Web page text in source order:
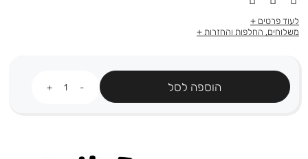
לעוד פרטים
משלוחים, החלפות והחזרות
הוספה לסל